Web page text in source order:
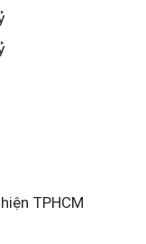
TPHCM